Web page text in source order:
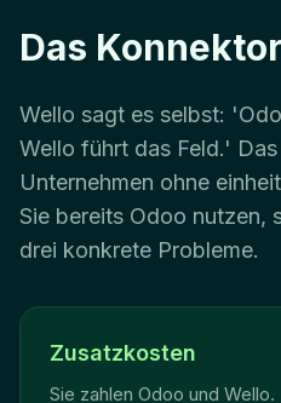
Das
Wello sagt es selbst:
Wello führt das Feld.'
Unternehmen ohne
Sie bereits Odoo nutzen,
drei konkrete Probleme.
Zusatzkosten
Sie zahlen Odoo und